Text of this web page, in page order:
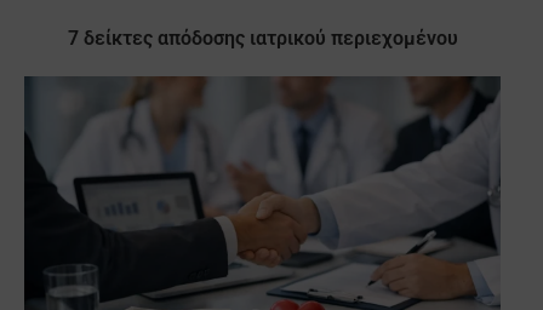
7 δείκτες απόδοσης ιατρικού περιεχομένου